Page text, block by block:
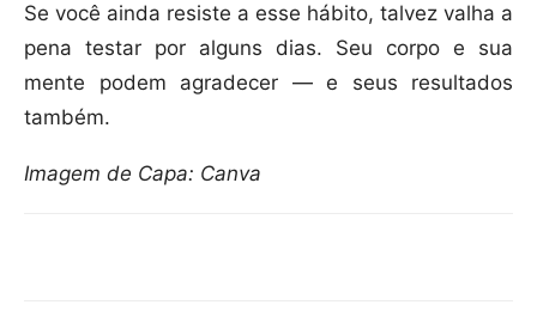
Se você ainda resiste a esse hábito, talvez valha a
pena testar por alguns dias. Seu corpo e sua
mente podem agradecer — e seus resultados
também.
Imagem de Capa: Canva